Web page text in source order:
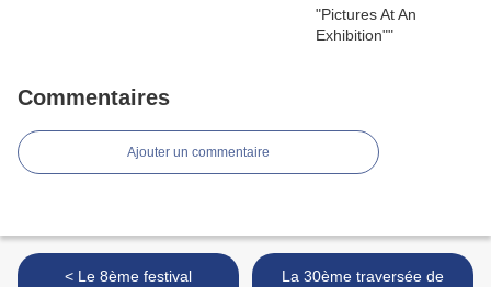
Commentaires
Ajouter un commentaire
< Le 8ème festival
La 30ème traversée de